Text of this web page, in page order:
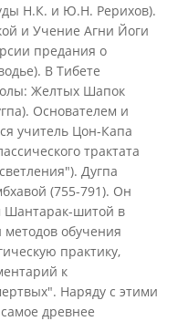
Н.К. и Ю.Н. Рерихов).
и Учение Агни Йоги
предания о
В Тибете
Желтых Шапок
Основателем и
учитель Цон-Капа
трактата
Дугпа
(755-791). Он
Шантарак-шитой в
обучения
практику,
к
Наряду с этими
древнее